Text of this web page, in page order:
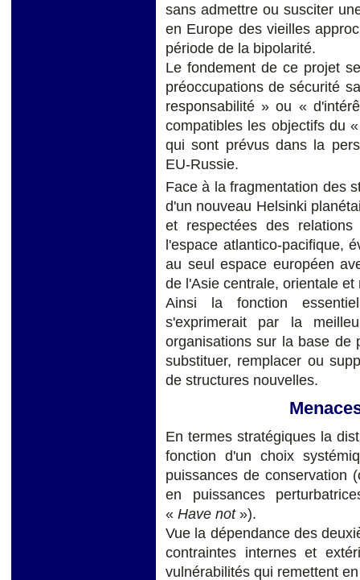
sans admettre ou susciter
en Europe des vieilles
période de la bipolarité.
Le fondement de ce projet
préoccupations de sécurité
responsabilité » ou «
compatibles les objectifs du
qui sont prévus dans la
EU-Russie.
Face à la fragmentation des
d'un nouveau Helsinki
et respectées des
l'espace atlantico-pacifique,
au seul espace européen
de l'Asie centrale, orientale et
Ainsi la fonction
s'exprimerait par la
organisations sur la base de
substituer, remplacer ou
de structures nouvelles.
En termes stratégiques la
fonction d'un choix
puissances de
en puissances
« Have not »).
Vue la dépendance des
contraintes internes et
vulnérabilités qui remettent